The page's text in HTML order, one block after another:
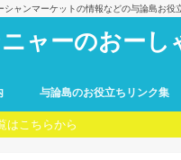
ャンマーケットの情報などの与論島お役
ャーのおーし
与論島のお役立ちリンク集
はこちらから